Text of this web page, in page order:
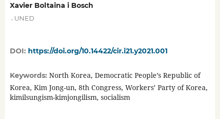
Xavier Boltaina i Bosch
UNED
DOI: https://doi.org/10.14422/cir.i21.y2021.001
Keywords: North Korea, Democratic People’s Republic of
Korea, Kim Jong-un, 8th Congress, Workers’ Party of Korea,
kimilsungism-kimjongilism, socialism